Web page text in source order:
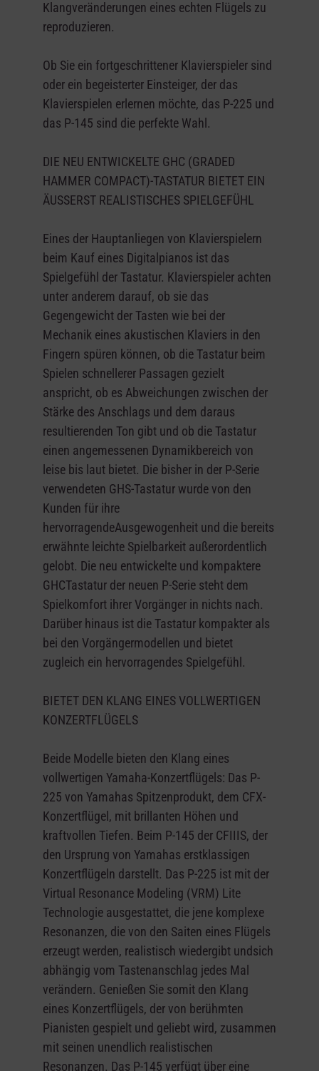
Klangveränderungen eines echten Flügels zu
reproduzieren.
Ob Sie ein fortgeschrittener Klavierspieler sind
oder ein begeisterter Einsteiger, der das
Klavierspielen erlernen möchte, das P-225 und
das P-145 sind die perfekte Wahl.
DIE NEU ENTWICKELTE GHC (GRADED
HAMMER COMPACT)-TASTATUR BIETET EIN
ÄUSSERST REALISTISCHES SPIELGEFÜHL
Eines der Hauptanliegen von Klavierspielern
beim Kauf eines Digitalpianos ist das
Spielgefühl der Tastatur. Klavierspieler achten
unter anderem darauf, ob sie das
Gegengewicht der Tasten wie bei der
Mechanik eines akustischen Klaviers in den
Fingern spüren können, ob die Tastatur beim
Spielen schnellerer Passagen gezielt
anspricht, ob es Abweichungen zwischen der
Stärke des Anschlags und dem daraus
resultierenden Ton gibt und ob die Tastatur
einen angemessenen Dynamikbereich von
leise bis laut bietet. Die bisher in der P-Serie
verwendeten GHS-Tastatur wurde von den
Kunden für ihre
hervorragendeAusgewogenheit und die bereits
erwähnte leichte Spielbarkeit außerordentlich
gelobt. Die neu entwickelte und kompaktere
GHCTastatur der neuen P-Serie steht dem
Spielkomfort ihrer Vorgänger in nichts nach.
Darüber hinaus ist die Tastatur kompakter als
bei den Vorgängermodellen und bietet
zugleich ein hervorragendes Spielgefühl.
BIETET DEN KLANG EINES VOLLWERTIGEN
KONZERTFLÜGELS
Beide Modelle bieten den Klang eines
vollwertigen Yamaha-Konzertflügels: Das P-
225 von Yamahas Spitzenprodukt, dem CFX-
Konzertflügel, mit brillanten Höhen und
kraftvollen Tiefen. Beim P-145 der CFIIIS, der
den Ursprung von Yamahas erstklassigen
Konzertflügeln darstellt. Das P-225 ist mit der
Virtual Resonance Modeling (VRM) Lite
Technologie ausgestattet, die jene komplexe
Resonanzen, die von den Saiten eines Flügels
erzeugt werden, realistisch wiedergibt undsich
abhängig vom Tastenanschlag jedes Mal
verändern. Genießen Sie somit den Klang
eines Konzertflügels, der von berühmten
Pianisten gespielt und geliebt wird, zusammen
mit seinen unendlich realistischen
Resonanzen. Das P-145 verfügt über eine